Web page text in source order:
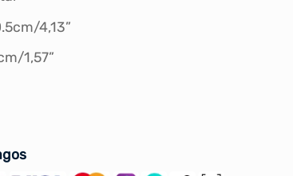
50.00.
es:
4,13”
1,57”